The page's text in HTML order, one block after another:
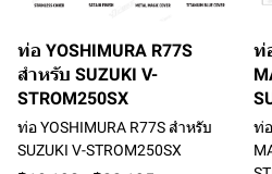
ท่อ YOSHIMURA R77S
สำหรับ SUZUKI V-
STROM250SX
ท่อ YOSHIMURA R77S สำหรับ
SUZUKI V-STROM250SX
ท่
ท่